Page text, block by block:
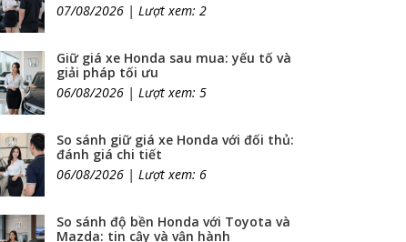
07/08/2026 | Lượt xem: 2
Giữ giá xe Honda sau mua: yếu tố và
giải pháp tối ưu
06/08/2026 | Lượt xem: 5
So sánh giữ giá xe Honda với đối thủ:
đánh giá chi tiết
06/08/2026 | Lượt xem: 6
So sánh độ bền Honda với Toyota và
Mazda: tin cậy và vận hành